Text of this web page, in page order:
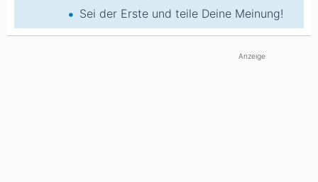
Sei der Erste und teile Deine Meinung!
Anzeige